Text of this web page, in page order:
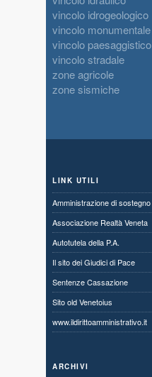
vincolo idrogeologico
vincolo monumentale
vincolo paesaggistico
vincolo stradale
zone agricole
zone sismiche
LINK UTILI
Amministrazione di sostegno
Associazione Realtà Veneta
Autotutela della P.A.
Il sito dei Giudici di Pace
Sentenze Cassazione
Sito old Venetoius
www.ildirittoamministrativo.it
ARCHIVI